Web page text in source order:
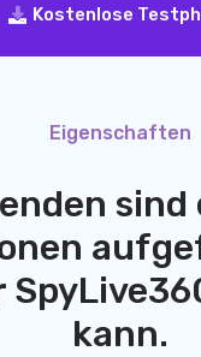
Kostenlose
Eigenschaften
sind
kann.